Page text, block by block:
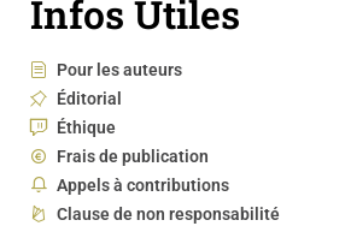
Infos Utiles
Pour les auteurs
Éditorial
Éthique
Frais de publication
Appels à contributions
Clause de non responsabilité